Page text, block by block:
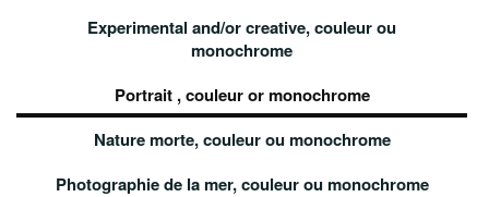
Experimental and/or creative, couleur ou
monochrome
Portrait , couleur or monochrome
Nature morte, couleur ou monochrome
Photographie de la mer, couleur ou monochrome